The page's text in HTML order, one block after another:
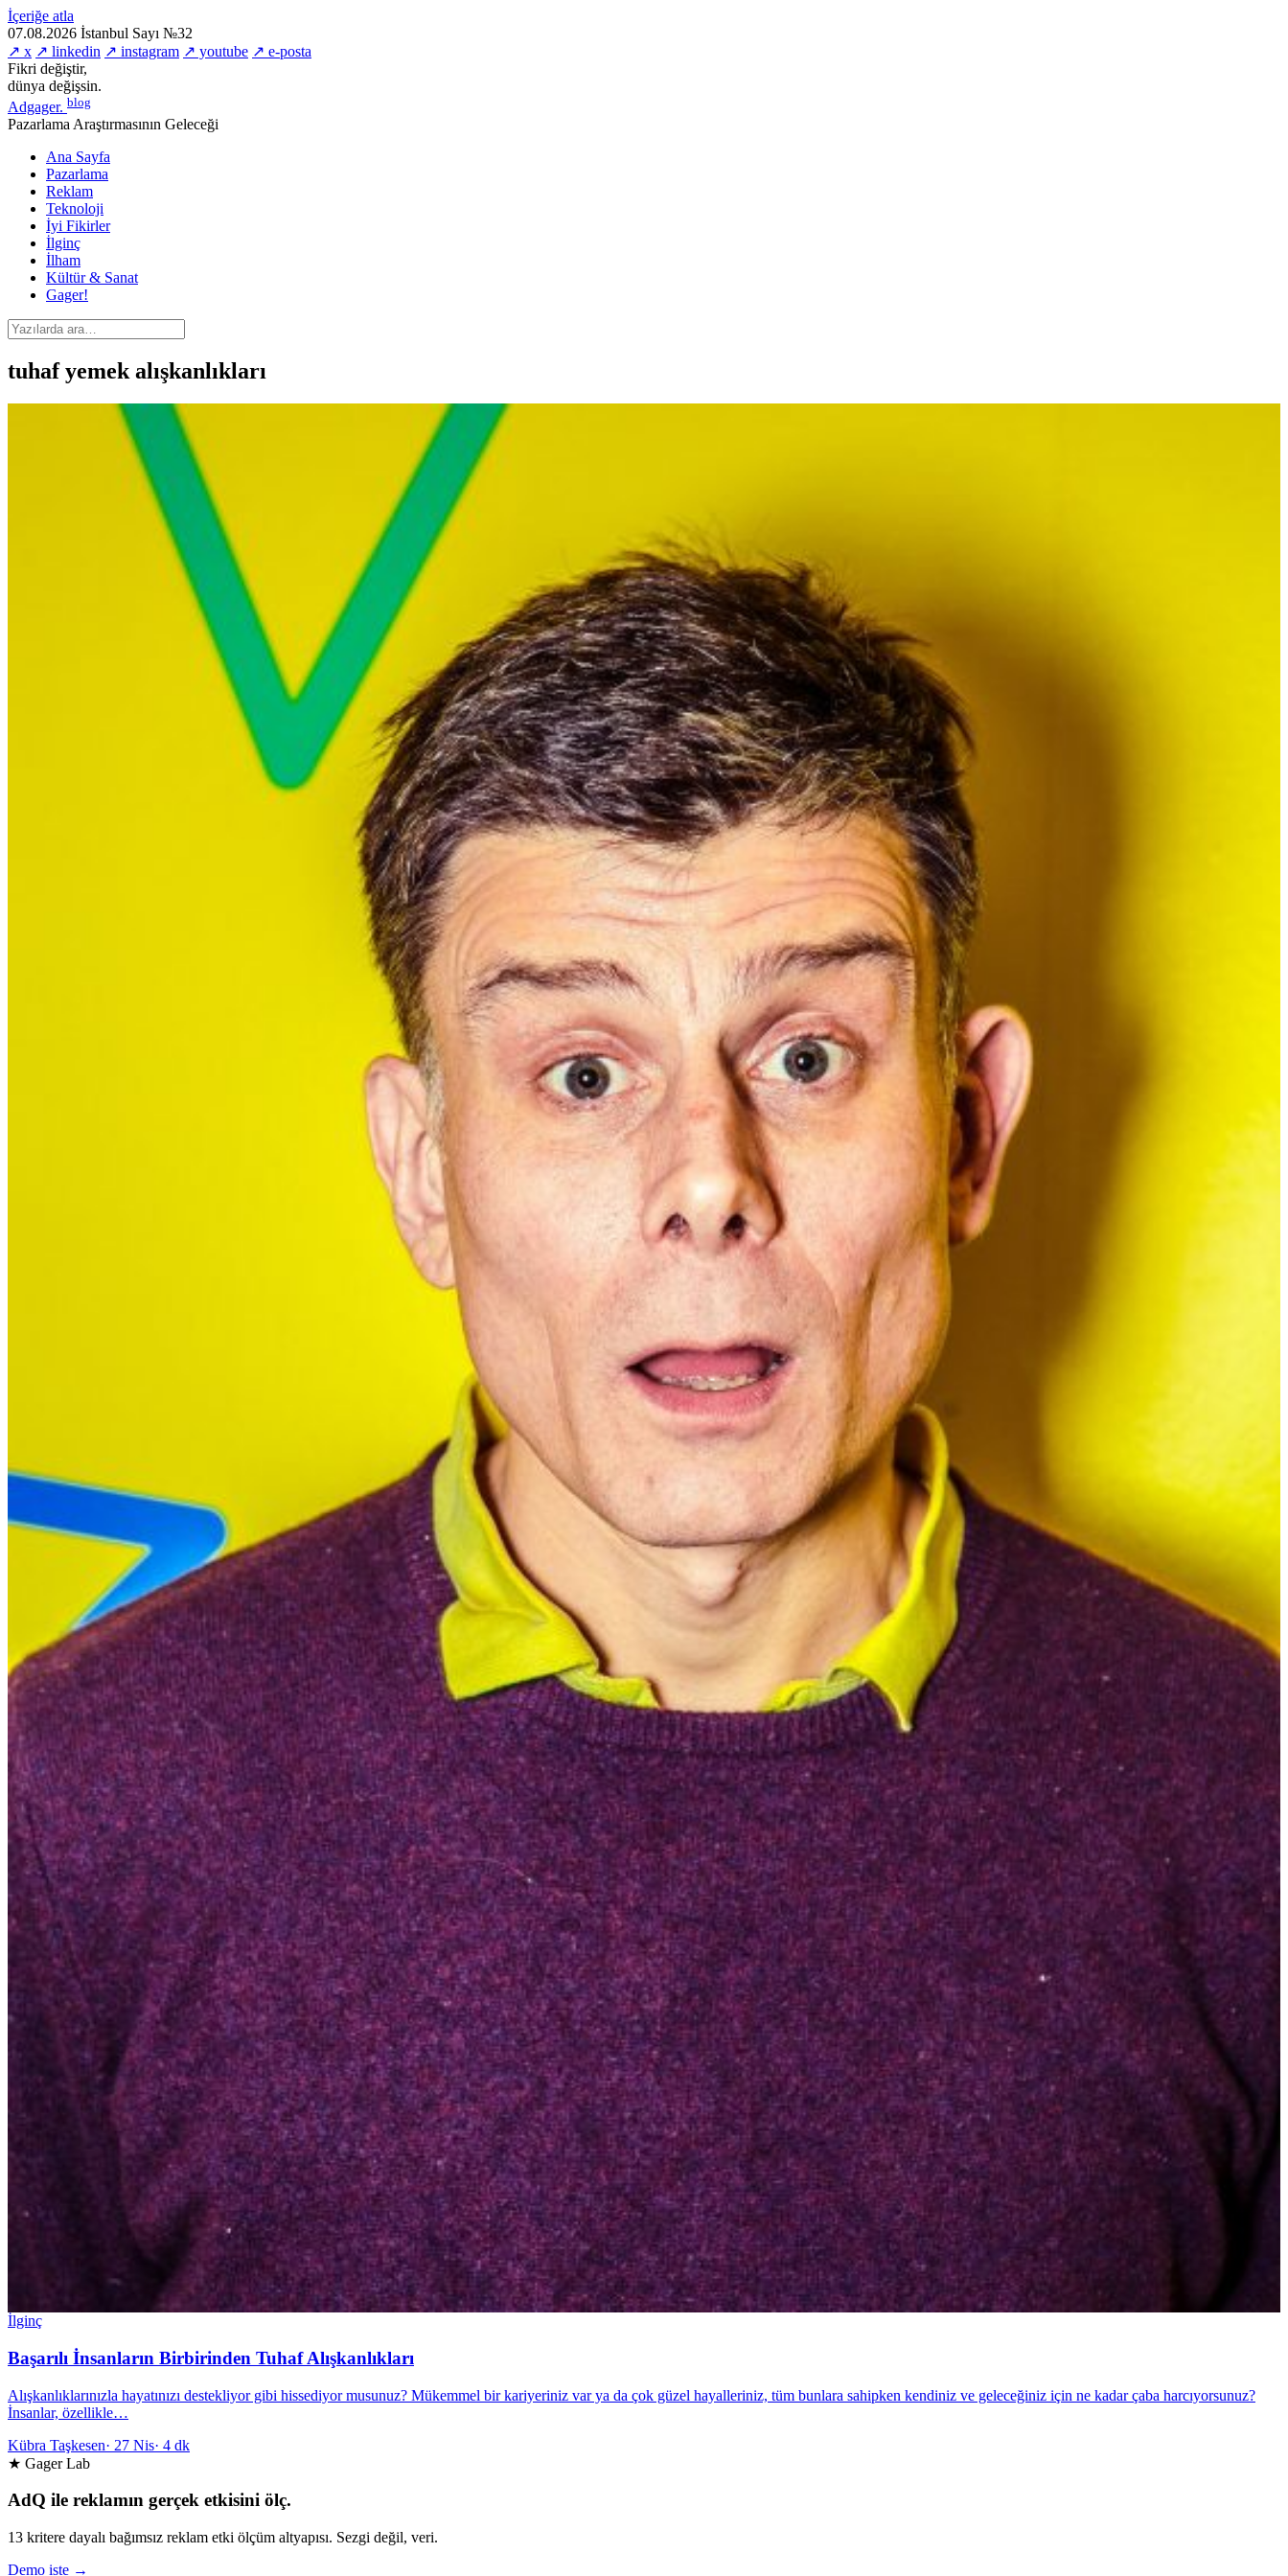
İçeriğe atla
07.08.2026 İstanbul Sayı №32
↗ x ↗ linkedin ↗ instagram ↗ youtube ↗ e-posta
Fikri değiştir,
dünya değişsin.
Adgager. blog
Pazarlama Araştırmasının Geleceği
Ana Sayfa
Pazarlama
Reklam
Teknoloji
İyi Fikirler
İlginç
İlham
Kültür & Sanat
Gager!
tuhaf yemek alışkanlıkları
İlginç
Başarılı İnsanların Birbirinden Tuhaf Alışkanlıkları
Alışkanlıklarınızla hayatınızı destekliyor gibi hissediyor musunuz? Mükemmel bir kariyeriniz var ya da çok güzel hayalleriniz, tüm bunlara sahipken kendiniz ve geleceğiniz için ne kadar çaba harcıyorsunuz?
İnsanlar, özellikle…
Kübra Taşkesen· 27 Nis· 4 dk
★ Gager Lab
AdQ ile reklamın gerçek etkisini ölç.
13 kritere dayalı bağımsız reklam etki ölçüm altyapısı. Sezgi değil, veri.
Demo iste →